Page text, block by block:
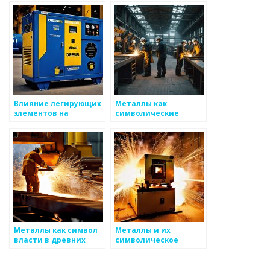
значение
Влияние легирующих
элементов на
Металлы как
символические
значение
Металлы как символ
власти в древних
Металлы и их
символическое